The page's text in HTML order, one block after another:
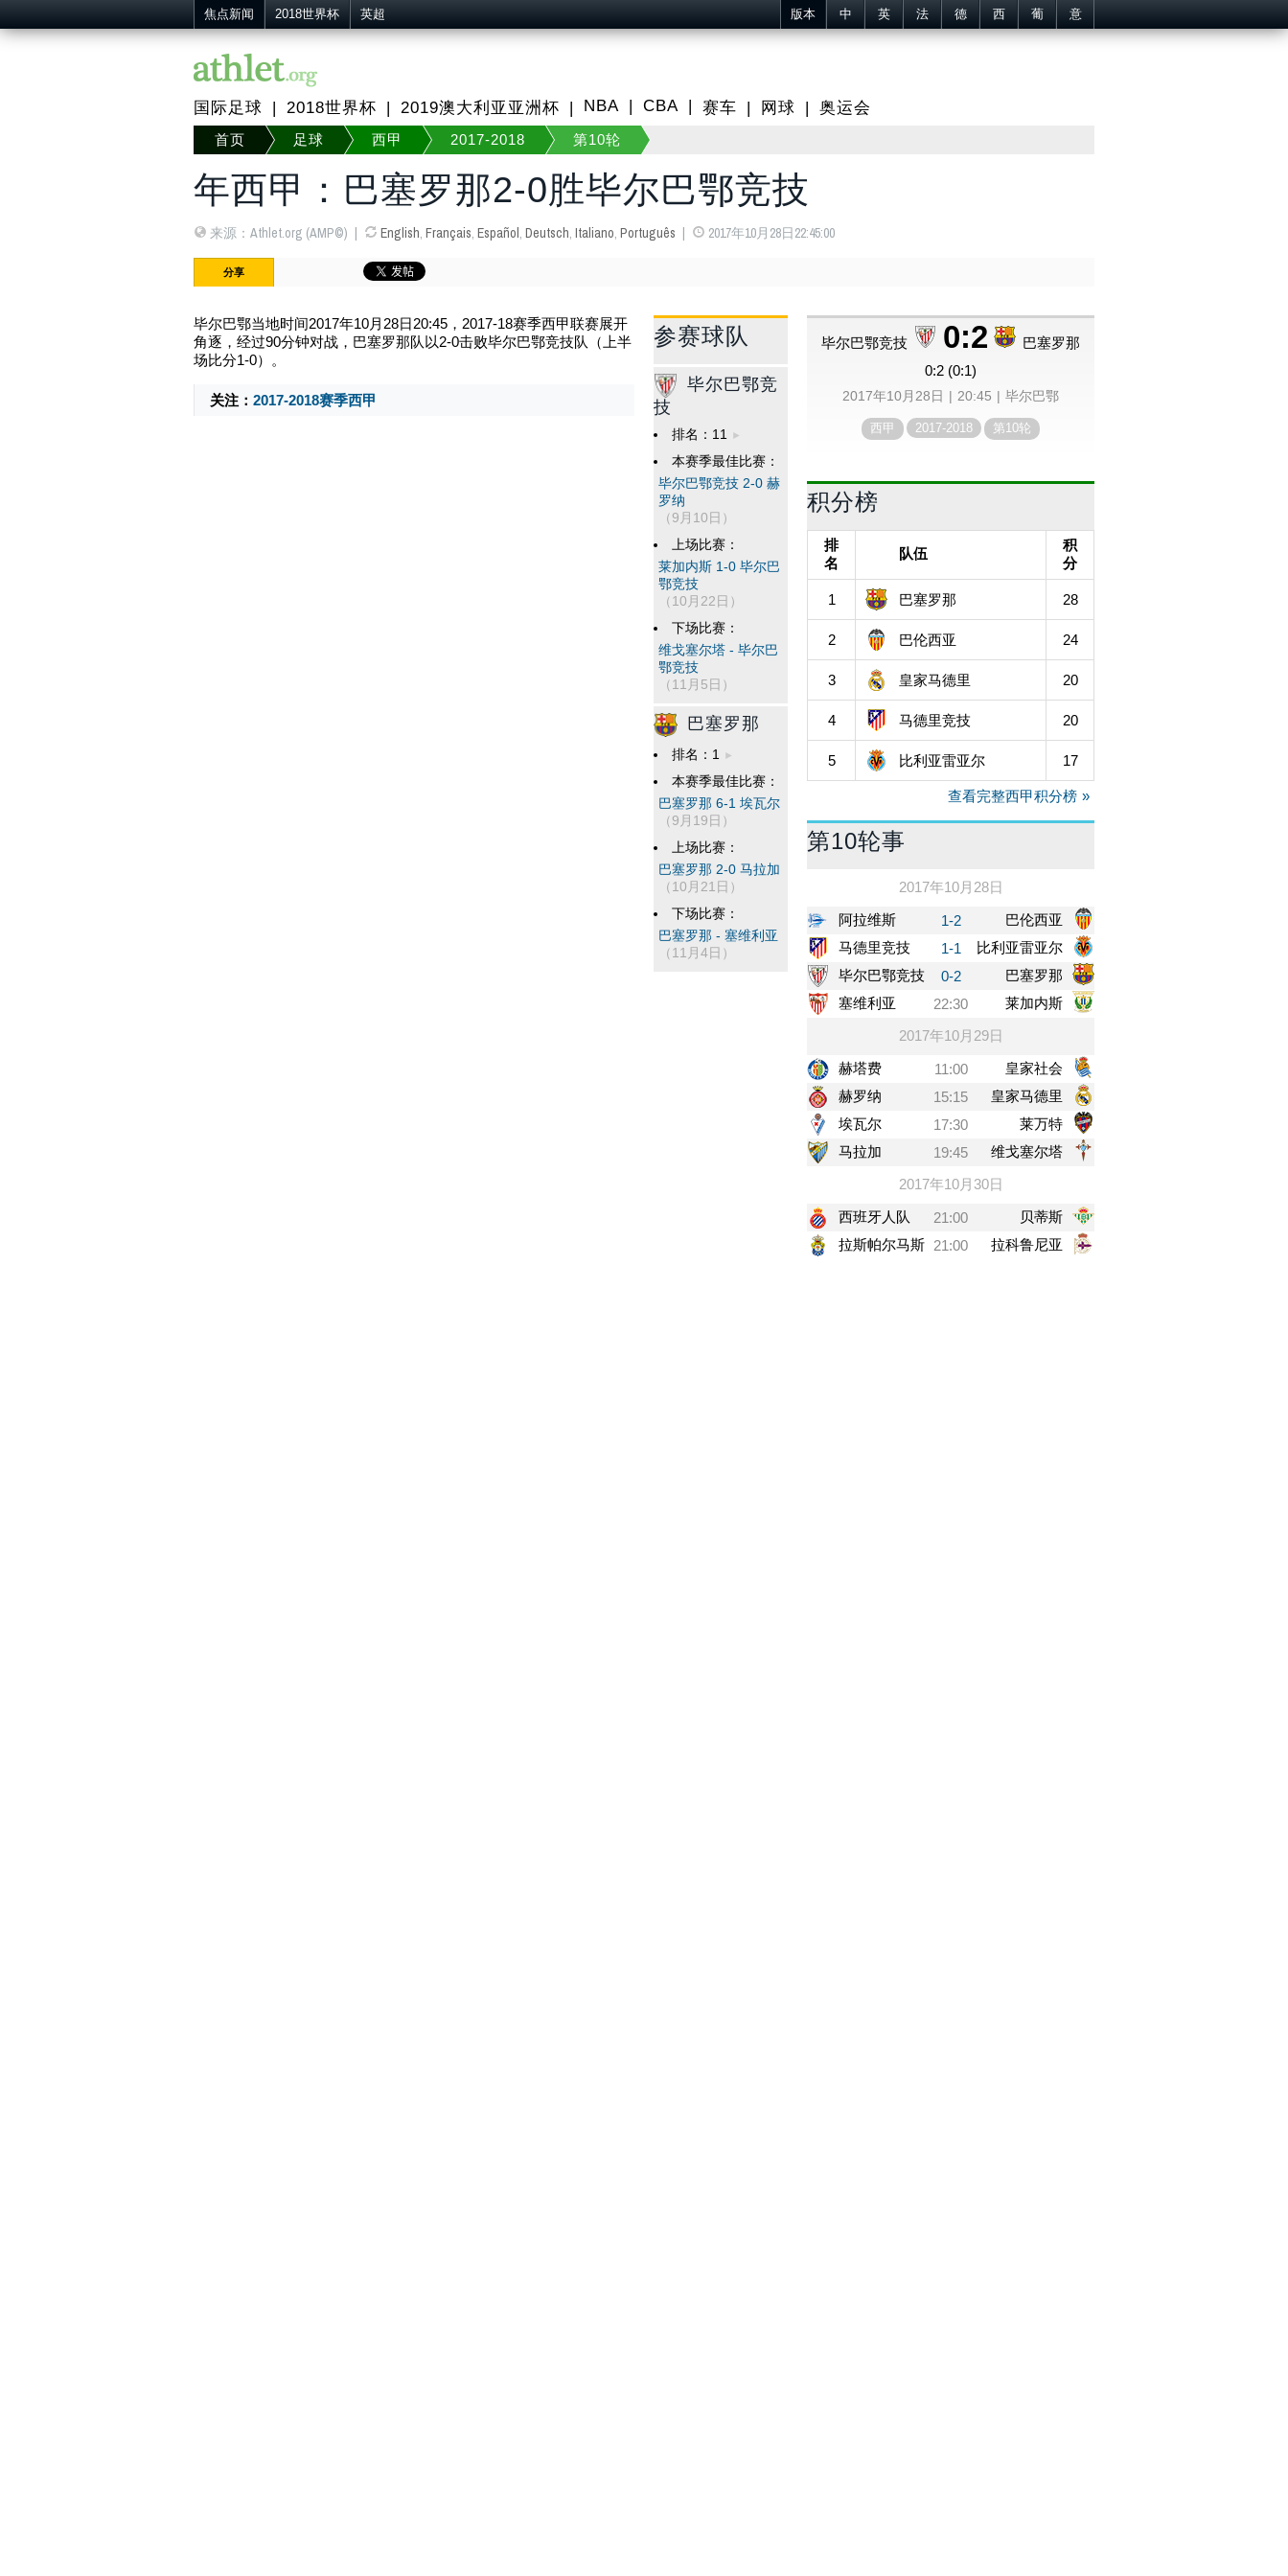
焦点新闻 2018世界杯 英超 版本 中 英 法 德 西 葡 意
国际足球 2018世界杯 2019澳大利亚亚洲杯 NBA CBA 赛车 网球 奥运会
首页 足球 西甲 2017-2018 第10轮
年西甲： 巴塞罗那2-0胜毕尔巴鄂竞技
来源：Athlet.org (AMP©) English, Français, Español, Deutsch, Italiano, Português 2017年10月28日22:45:00
分享
毕尔巴鄂当地时间2017年10月28日20:45 ，2017-18赛季西甲联赛展开
角逐，经过90分钟对战，巴塞罗那队以2-0击败毕尔巴鄂竞技队（上半
场比分1-0）。
关注： 2017-2018赛季西甲
参赛球队
毕尔巴鄂竞
技
排名：11
本赛季最佳比赛：
毕尔巴鄂竞技 2-0 赫
罗纳
（9月10日）
上场比赛：
莱加内斯 1-0 毕尔巴
鄂竞技
（10月22日）
下场比赛：
维戈塞尔塔 - 毕尔巴
鄂竞技
（11月5日）
巴塞罗那
排名：1
本赛季最佳比赛：
巴塞罗那 6-1 埃瓦尔
（9月19日）
上场比赛：
巴塞罗那 2-0 马拉加
（10月21日）
下场比赛：
巴塞罗那 - 塞维利亚
（11月4日）
毕尔巴鄂竞技 0:2
巴塞罗那
0:2 (0:1)
2017年10月28日 20:45 毕尔巴鄂
西甲 2017-2018 第10轮
积分榜
排
名
队伍
积
分
1 巴塞罗那 28
2 巴伦西亚 24
3 皇家马德里 20
4 马德里竞技 20
5 比利亚雷亚尔 17
查看完整西甲积分榜
第10轮事
2017年10月28日
阿拉维斯
1-2
巴伦西亚
马德里竞技
1-1
比利亚雷亚尔
毕尔巴鄂竞技
0-2
巴塞罗那
塞维利亚
22:30
莱加内斯
2017年10月29日
赫塔费
11:00
皇家社会
赫罗纳
15:15
皇家马德里
埃瓦尔
17:30
莱万特
马拉加
19:45
维戈塞尔塔
2017年10月30日
西班牙人队
21:00
贝蒂斯
拉斯帕尔马斯 21:00 拉科鲁尼亚